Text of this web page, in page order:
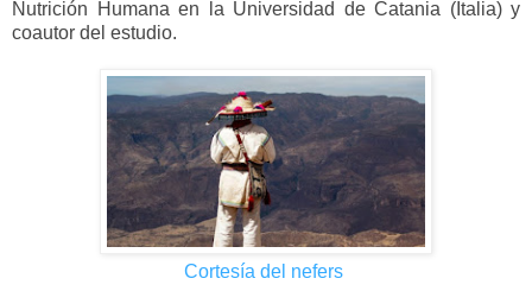
Nutrición Humana en la Universidad de Catania (Italia) y
coautor del estudio.
Cortesía del nefers